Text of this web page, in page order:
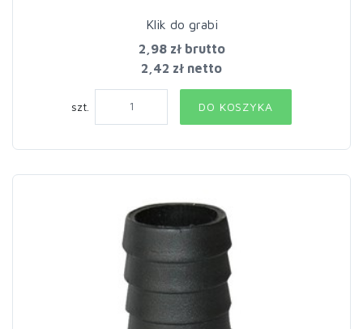
Klik do grabi
2,98 złbrutto
2,42 zł netto
szt. DO KOSZYKA